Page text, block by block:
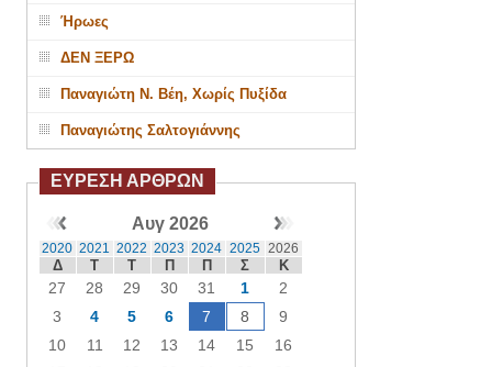
Ήρωες
ΔΕΝ ΞΕΡΩ
Παναγιώτη Ν. Βέη, Χωρίς Πυξίδα
Παναγιώτης Σαλτογιάννης
ΕΥΡΕΣΗ ΑΡΘΡΩΝ
Αυγ 2026
2020 2021 2022 2023 2024 2025 2026
Δ Τ Τ Π Π Σ Κ
27 28 29 30 31 1
2
3
4 5 6 7 8
9
10
11 12 13 14 15
16